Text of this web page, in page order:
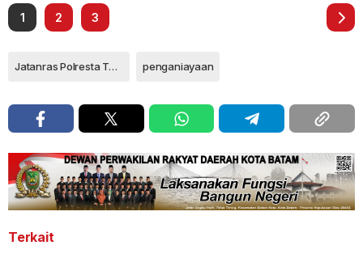
1 2 3
Jatanras Polresta Tanjungpinang penganiayaan
Terkait